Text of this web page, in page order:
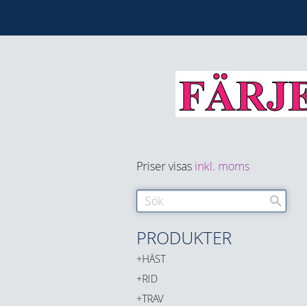
Priser visas inkl. moms
PRODUKTER
HÄST
RID
TRAV